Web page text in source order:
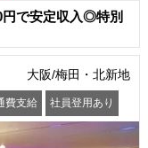
で安定収入◎特別
大阪/梅田・北新地
費支給 社員登用あり